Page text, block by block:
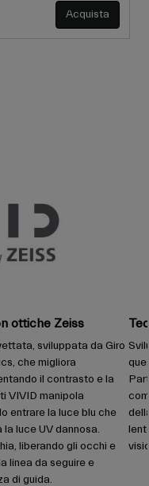
Acquista
ottiche Zeiss
sviluppata da Giro
che migliora
il contrasto e la
VIVID manipola
entrare la luce blu che
luce UV dannosa.
liberando gli occhi e
linea da seguire e
di guida.